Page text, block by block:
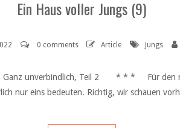
Ein Haus voller Jungs (9)
0 comments Article Jungs
– Ganz unverbindlich, Teil 2 * * * Für den
nur eins bedeuten. Richtig, wir schauen